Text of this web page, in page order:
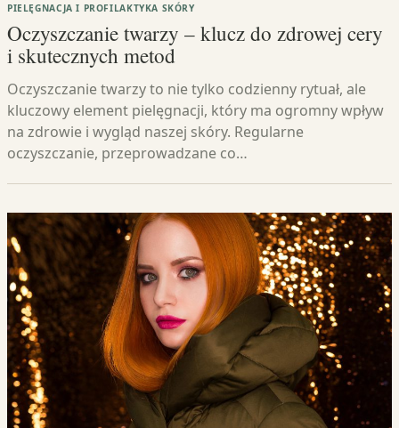
PIELĘGNACJA I PROFILAKTYKA SKÓRY
Oczyszczanie twarzy – klucz do zdrowej cery
i skutecznych metod
Oczyszczanie twarzy to nie tylko codzienny rytuał, ale
kluczowy element pielęgnacji, który ma ogromny wpływ
na zdrowie i wygląd naszej skóry. Regularne
oczyszczanie, przeprowadzane co…